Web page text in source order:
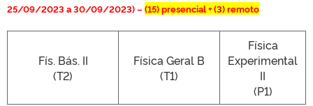
25/09/2023 a 30/09/2023) –(15) presencial + (3) remoto
Fís. Bás. II
(T2)
Física Geral B
(T1)
Física
Experimental
II
(P1)